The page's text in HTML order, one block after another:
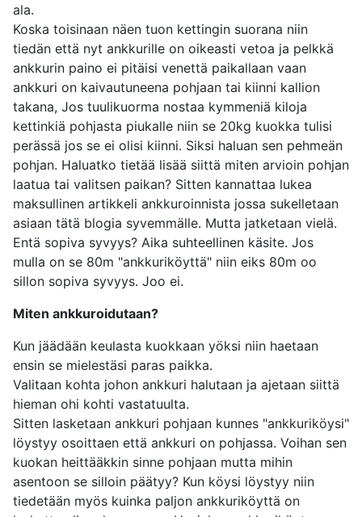
ala.
Koska toisinaan näen tuon kettingin suorana niin
tiedän että nyt ankkurille on oikeasti vetoa ja pelkkä
ankkurin paino ei pitäisi venettä paikallaan vaan
ankkuri on kaivautuneena pohjaan tai kiinni kallion
takana, Jos tuulikuorma nostaa kymmeniä kiloja
kettinkiä pohjasta piukalle niin se 20kg kuokka tulisi
perässä jos se ei olisi kiinni. Siksi haluan sen pehmeän
pohjan. Haluatko tietää lisää siittä miten arvioin pohjan
laatua tai valitsen paikan? Sitten kannattaa lukea
maksullinen artikkeli ankkuroinnista jossa sukelletaan
asiaan tätä blogia syvemmälle. Mutta jatketaan vielä.
Entä sopiva syvyys? Aika suhteellinen käsite. Jos
mulla on se 80m "ankkuriköyttä" niin eiks 80m oo
sillon sopiva syvyys. Joo ei.
Miten ankkuroidutaan?
Kun jäädään keulasta kuokkaan yöksi niin haetaan
ensin se mielestäsi paras paikka.
Valitaan kohta johon ankkuri halutaan ja ajetaan siittä
hieman ohi kohti vastatuulta.
Sitten lasketaan ankkuri pohjaan kunnes "ankkuriköysi"
löystyy osoittaen että ankkuri on pohjassa. Voihan sen
kuokan heittääkkin sinne pohjaan mutta mihin
asentoon se silloin päätyy? Kun köysi löystyy niin
tiedetään myös kuinka paljon ankkuriköyttä on